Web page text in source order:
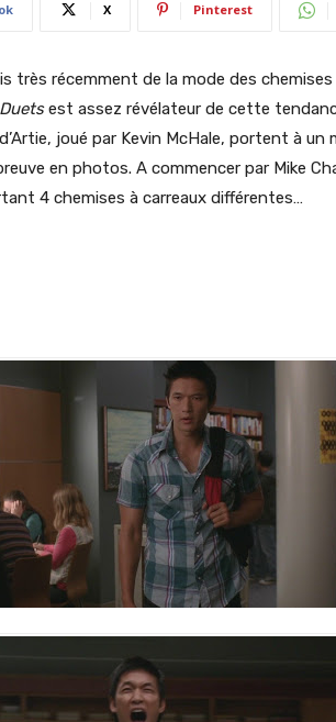
X Pinterest
très récemment de la mode des chemises
Duetsest assez révélateur de cette
joué par Kevin McHale, portent à
en photos. A commencer par Mike
4 chemises à carreaux différentes…